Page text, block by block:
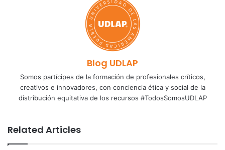
Blog UDLAP
Somos partícipes de la formación de profesionales críticos,
creativos e innovadores, con conciencia ética y social de la
distribución equitativa de los recursos #TodosSomosUDLAP
Related Articles